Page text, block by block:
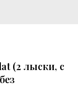
(2 лыски, с